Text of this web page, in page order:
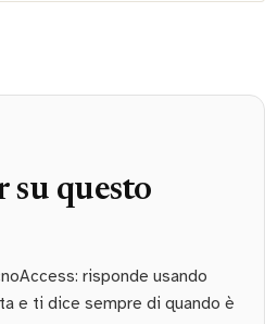
su questo
risponde usando
e ti dice sempre di quando è